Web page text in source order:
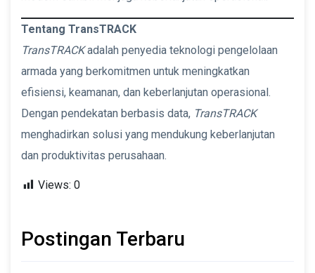
Tentang TransTRACK
TransTRACKadalah penyedia teknologi pengelolaan
armada yang berkomitmen untuk meningkatkan
efisiensi, keamanan, dan keberlanjutan operasional.
Dengan pendekatan berbasis data, TransTRACK
menghadirkan solusi yang mendukung keberlanjutan
dan produktivitas perusahaan.
Views: 0
Postingan Terbaru